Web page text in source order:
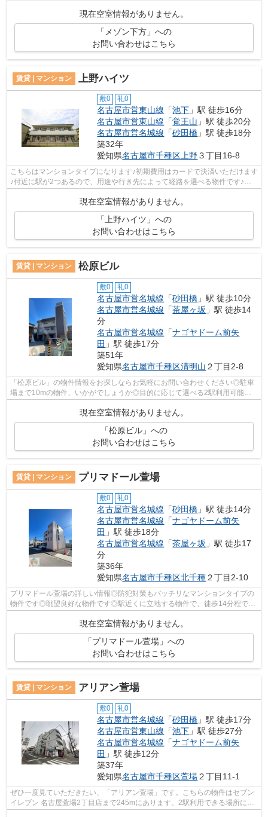
ける駅は2駅あり、行き先に応じて使い...
現在空室情報がありません。
「メゾン下方」への
お問い合わせはこちら
賃貸 | マンション 上野ハイツ
敷0 礼0
名古屋市営東山線 「池下 」駅 徒歩16分
名古屋市営東山線 「覚王山 」駅 徒歩20分
名古屋市営名城線 「砂田橋 」駅 徒歩18分
築32年
愛知県名古屋市千種区上野３丁目16-8
こちらはマンションタイプになります♪初期費用はカードで決済いただけます
♪付近に駅が2つあるので、用途や行き先によって経路を選べる物件です♪敷
現在空室情報がありません。
「上野ハイツ」への
お問い合わせはこちら
賃貸 | マンション 松原ビル
敷0 礼0
名古屋市営名城線 「砂田橋 」駅 徒歩10分
名古屋市営名城線 「茶屋ヶ坂 」駅 徒歩14
分
名古屋市営名城線 「ナゴヤドーム前矢
田 」駅 徒歩17分
築51年
愛知県名古屋市千種区清明山 ２丁目2-8
「松原ビル」の物件情報をお探しならお気軽にお問い合わせください◎駐車
場まで10mの物件、いかがでしょうか◎目的に応じて選べる2駅利用可能な
現在空室情報がありません。
「松原ビル」への
お問い合わせはこちら
賃貸 | マンション プリマドール萱場
敷0 礼0
名古屋市営名城線 「砂田橋 」駅 徒歩14分
名古屋市営名城線 「ナゴヤドーム前矢
田 」駅 徒歩18分
名古屋市営名城線 「茶屋ヶ坂 」駅 徒歩17
分
築36年
愛知県名古屋市千種区北千種２丁目2-10
プリマドール萱場の詳しい情報◎防犯対策もバッチリなマンションタイプの
物件です◎眺望良好な物件です◎駅近くに立地する物件で、徒歩14分程でア
クセスできます◎できるだけ早めに不動産...
現在空室情報がありません。
「プリマドール萱場」への
お問い合わせはこちら
賃貸 | マンション アリアン萱場
敷0 礼0
名古屋市営名城線 「砂田橋 」駅 徒歩17分
名古屋市営東山線 「池下 」駅 徒歩27分
名古屋市営名城線 「ナゴヤドーム前矢
田 」駅 徒歩12分
築37年
愛知県名古屋市千種区萱場２丁目11-1
ぜひ一度見ていただきたい、「アリアン萱場」です。こちらの物件はセブン
イレブン 名古屋萱場2丁目店まで245mにあります。2駅利用できる場所にあ